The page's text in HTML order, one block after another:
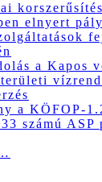
elnyert
a Kapos
a KÖFOP-
számú ASP